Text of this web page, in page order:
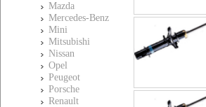
Mazda
Mercedes-Benz
Mini
Mitsubishi
Nissan
Opel
Peugeot
Porsche
Renault